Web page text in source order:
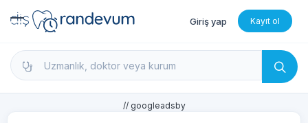
dishekimleri.net - Diş Hekimi Bul, Yorumları İncele
Giriş yap Kayıt ol
// googleadsby